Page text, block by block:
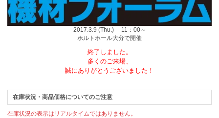
2017.3.9 (Thu.) 11：00～
ホルトホール大分で開催
終了しました。
多くのご来場、
誠にありがとうございました！
在庫状況・商品価格についてのご注意
在庫状況の表示はリアルタイムではありません。